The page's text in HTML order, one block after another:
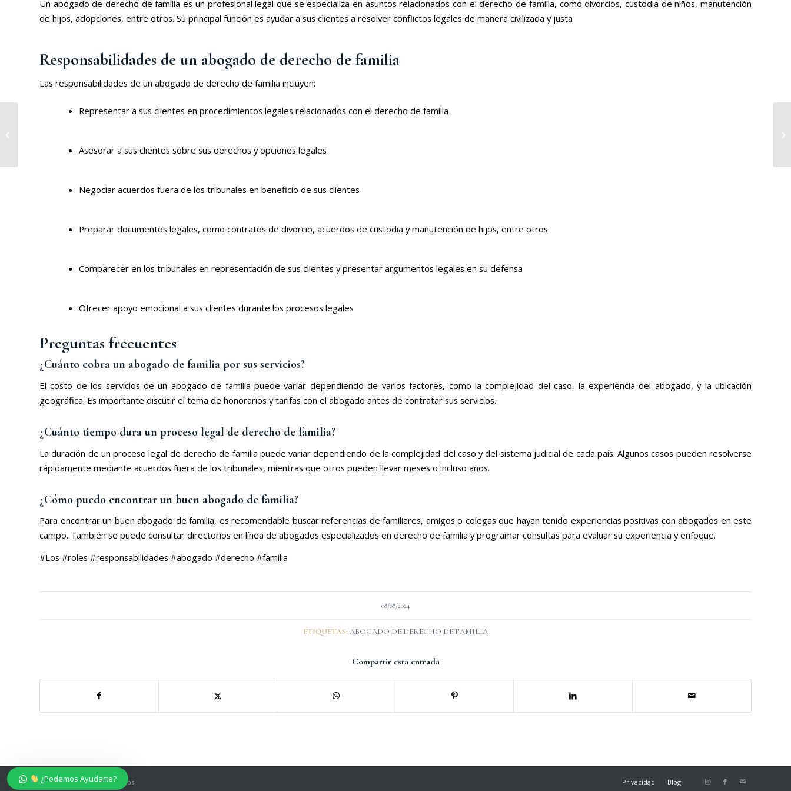
Un abogado de derecho de familia es un profesional legal que se especializa en asuntos relacionados con el derecho de familia, como divorcios, custodia de niños, manutención
de hijos, adopciones, entre otros. Su principal función es ayudar a sus clientes a resolver conflictos legales de manera civilizada y justa
Responsabilidades de un abogado de derecho de familia
Las responsabilidades de un abogado de derecho de familia incluyen:
Representar a sus clientes en procedimientos legales relacionados con el derecho de familia
Asesorar a sus clientes sobre sus derechos y opciones legales
Negociar acuerdos fuera de los tribunales en beneficio de sus clientes
Preparar documentos legales, como contratos de divorcio, acuerdos de custodia y manutención de hijos, entre otros
Comparecer en los tribunales en representación de sus clientes y presentar argumentos legales en su defensa
Ofrecer apoyo emocional a sus clientes durante los procesos legales
Preguntas frecuentes
¿Cuánto cobra un abogado de familia por sus servicios?
El costo de los servicios de un abogado de familia puede variar dependiendo de varios factores, como la complejidad del caso, la experiencia del abogado, y la ubicación
geográfica. Es importante discutir el tema de honorarios y tarifas con el abogado antes de contratar sus servicios.
¿Cuánto tiempo dura un proceso legal de derecho de familia?
La duración de un proceso legal de derecho de familia puede variar dependiendo de la complejidad del caso y del sistema judicial de cada país. Algunos casos pueden resolverse
rápidamente mediante acuerdos fuera de los tribunales, mientras que otros pueden llevar meses o incluso años.
¿Cómo puedo encontrar un buen abogado de familia?
Para encontrar un buen abogado de familia, es recomendable buscar referencias de familiares, amigos o colegas que hayan tenido experiencias positivas con abogados en este
campo. También se puede consultar directorios en línea de abogados especializados en derecho de familia y programar consultas para evaluar su experiencia y enfoque.
#Los #roles #responsabilidades #abogado #derecho #familia
08/08/2024
ETIQUETAS: ABOGADO DE DERECHO DE FAMILIA
Compartir esta entrada
© Belmonte Crespo Abogados Privacidad Blog
¿Podemos Ayudarte?